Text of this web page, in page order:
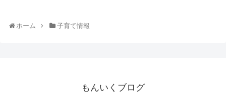
ホーム 子育て情報
もんいくブログ